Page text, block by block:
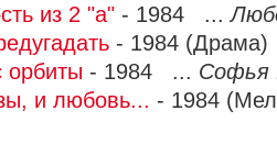
из 2 "а" - 1984 ...
- 1984
орбиты - 1984 ... Софья
и любовь... - 1984